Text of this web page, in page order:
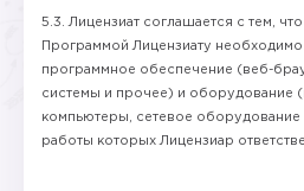
5.3. Лицензиат соглашается с тем,
Программой Лицензиату необходимо
программное обеспечение (веб-
системы и прочее) и оборудование
компьютеры, сетевое оборудование
работы которых Лицензиар